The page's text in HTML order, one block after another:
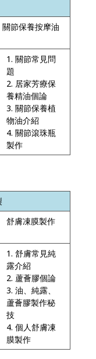
關節保養按摩油
關節常見問
題
居家芳療保
養精油個論
關節保養植
物油介紹
關節滾珠瓶
製作
舒膚凍膜製作
舒膚常見純
露介紹
蘆薈膠個論
油、純露、
蘆薈膠製作秘
技
個人舒膚凍
膜製作